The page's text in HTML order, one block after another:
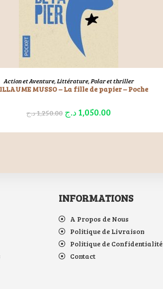
LIRE LA SUITE
Action et Aventure,Littérature,Polar et thriller
MUSSO – La fille de papier – Poche
1,250.00د.ج 1,050.00 د.ج
INFORMATIONS
A Propos de Nous
Politique de Livraison
Politique de Confidentialité
Contact